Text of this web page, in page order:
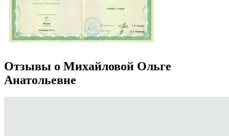
Отзывы о Михайловой Ольге
Анатольевне